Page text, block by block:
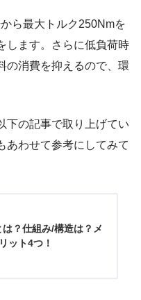
ら最大トルク250Nmを
します。さらに低負荷時
の消費を抑えるので、環
下の記事で取り上げてい
あわせて参考にしてみて
？仕組み/構造は？メ
ット4つ！